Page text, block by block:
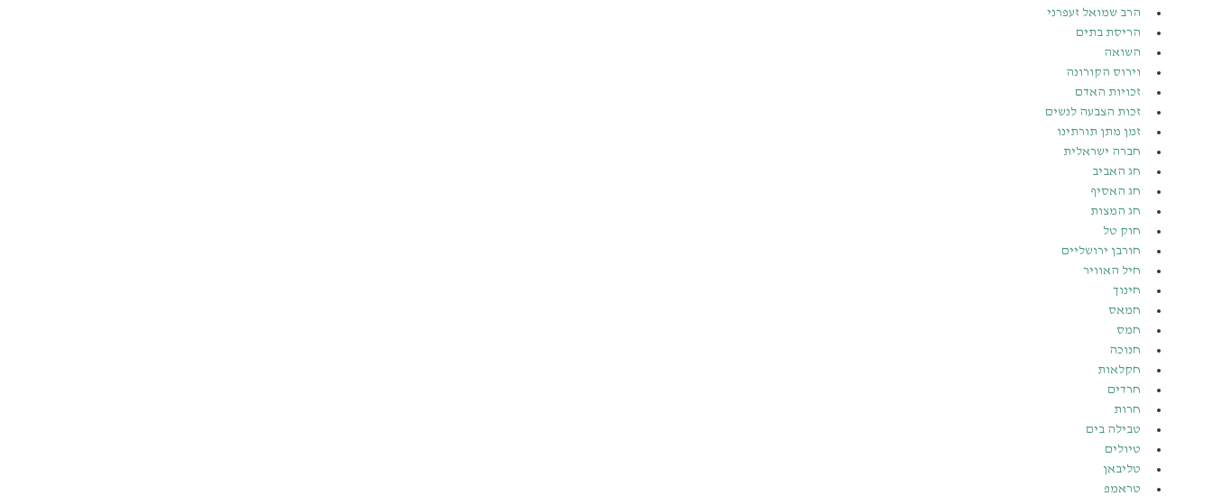
הרב שמואל זעפרני
הריסת בתים
השואה
וירוס הקורונה
זכויות האדם
זכות הצבעה לנשים
זמן מתן תורתינו
חברה ישראלית
חג האביב
חג האסיף
חג המצות
חוק טל
חורבן ירושליים
חיל האוויר
חינוך
חמאס
חמס
חנוכה
חקלאות
חרדים
חרות
טבילה בים
טיולים
טליבאן
טראמפ